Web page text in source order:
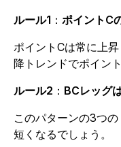
ルール1 ： ポイントC
ポイントCは常に上
降トレンドでポイン
ルール2 ： BCレッグ
このパターンの3つ
短くなるでしょう。